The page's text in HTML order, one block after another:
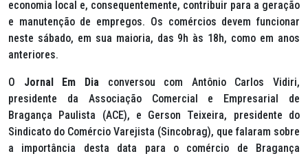
economia local e, consequentemente, contribuir para a geração
e manutenção de empregos. Os comércios devem funcionar
neste sábado, em sua maioria, das 9h às 18h, como em anos
anteriores.
O Jornal Em Diaconversou com Antônio Carlos Vidiri,
presidente da Associação Comercial e Empresarial de
Bragança Paulista (ACE), e Gerson Teixeira, presidente do
Sindicato do Comércio Varejista (Sincobrag), que falaram sobre
a importância desta data para o comércio de Bragança